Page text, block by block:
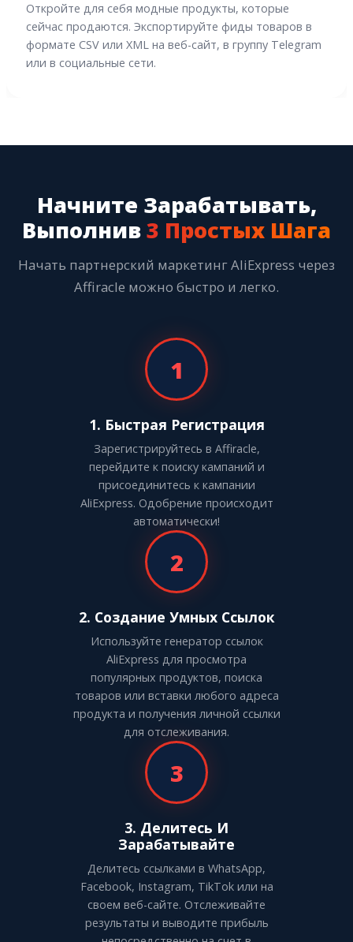
Откройте для себя модные продукты, которые
сейчас продаются. Экспортируйте фиды товаров в
формате CSV или XML на веб-сайт, в группу Telegram
или в социальные сети.
Начните Зарабатывать,
Выполнив3 Простых Шага
Начать партнерский маркетинг AliExpress через
Affiracle можно быстро и легко.
1
1. Быстрая Регистрация
Зарегистрируйтесь в Affiracle,
перейдите к поиску кампаний и
присоединитесь к кампании
AliExpress. Одобрение происходит
автоматически!
2
2. Создание Умных Ссылок
Используйте генератор ссылок
AliExpress для просмотра
популярных продуктов, поиска
товаров или вставки любого адреса
продукта и получения личной ссылки
для отслеживания.
3
3. Делитесь И
Зарабатывайте
Делитесь ссылками в WhatsApp,
Facebook, Instagram, TikTok или на
своем веб-сайте. Отслеживайте
результаты и выводите прибыль